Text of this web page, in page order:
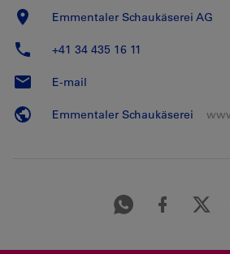
Emmentaler Schaukäserei AG
+41 34 435 16 11
E-mail
Emmentaler Schaukäserei